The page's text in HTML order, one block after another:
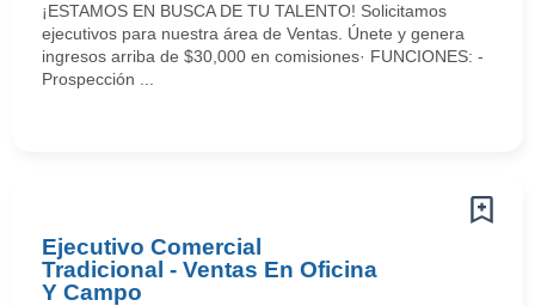
¡ESTAMOS EN BUSCA DE TU TALENTO! Solicitamos
ejecutivos para nuestra área de Ventas. Únete y genera
ingresos arriba de $30,000 en comisiones· FUNCIONES: -
Prospección ...
Ejecutivo Comercial
Tradicional - Ventas En Oficina
Y Campo